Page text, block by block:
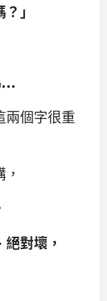
」
兩個字很重
對壞，